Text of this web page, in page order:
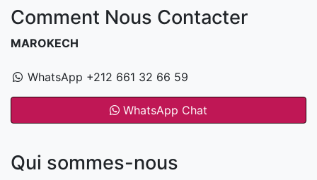
Comment Nous Contacter
MAROKECH
WhatsApp +212 661 32 66 59
WhatsApp Chat
Qui sommes-nous